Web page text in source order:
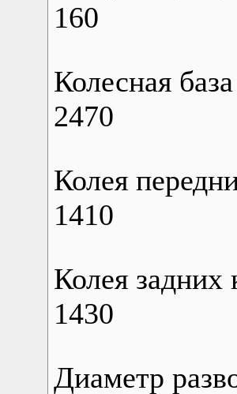
160
Колесная
2470
Колея
1410
Колея
1430
Диаметр